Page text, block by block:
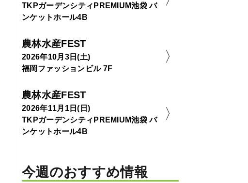
TKPガーデンシティPREMIUM池袋 バ
ンケットホール4B
農林水産FEST
2026年10月3日(土)
福岡ファッションビル 7F
農林水産FEST
2026年11月1日(日)
TKPガーデンシティPREMIUM池袋 バ
ンケットホール4B
今週のおすすめ情報